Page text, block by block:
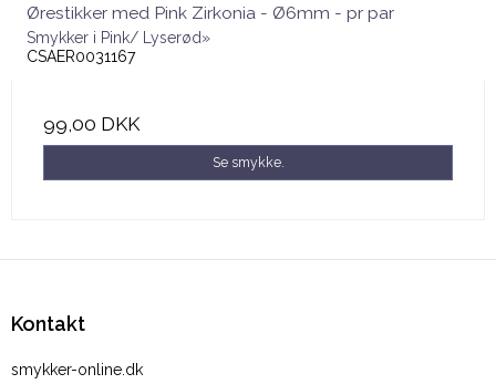
Ørestikker med Pink Zirkonia - Ø6mm - pr par
Smykker i Pink/ Lyserød»
CSAER0031167
99,00 DKK
Se smykke.
Kontakt
smykker-online.dk